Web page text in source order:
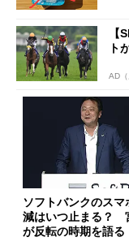
【
ト
AD（
ソフトバンクのスマ
減はいつ止まる？
が反転の時期を語